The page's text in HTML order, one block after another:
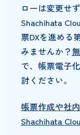
ローは変更せ
Shachihata
票DXを進める
みませんか？
で、帳票電子
討ください。
帳票作成や社
Shachihata